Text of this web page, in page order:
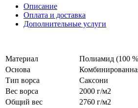
Описание
Оплата и доставка
Дополнительные услуги
Материал
Полиамид (100
Основа
Тип ворса
Саксони
Вес ворса
2000 г/м2
Общий вес
2760 г/м2